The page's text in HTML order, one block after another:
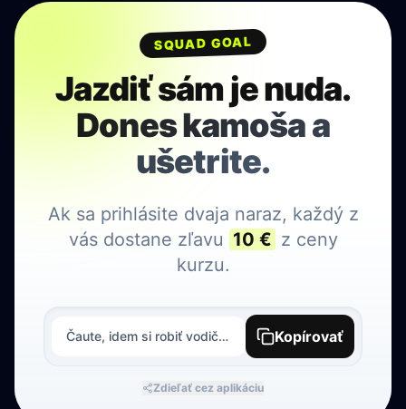
SQUAD GOAL
Jazdiť sám je nuda.
Dones kamoša a
ušetrite.
Ak sa prihlásite dvaja naraz, každý z
vás dostane zľavu 10 € z ceny
kurzu.
Čaute, idem si robiť vodičák v Autoškole Pecer (majú nové autá a splátky na tretiny). Kto sa pridá? Ak pôjdeme dvaja, máme zľavu. 🚗💨 https://www.pecer.sk Kopírovať
Zdieľať cez aplikáciu